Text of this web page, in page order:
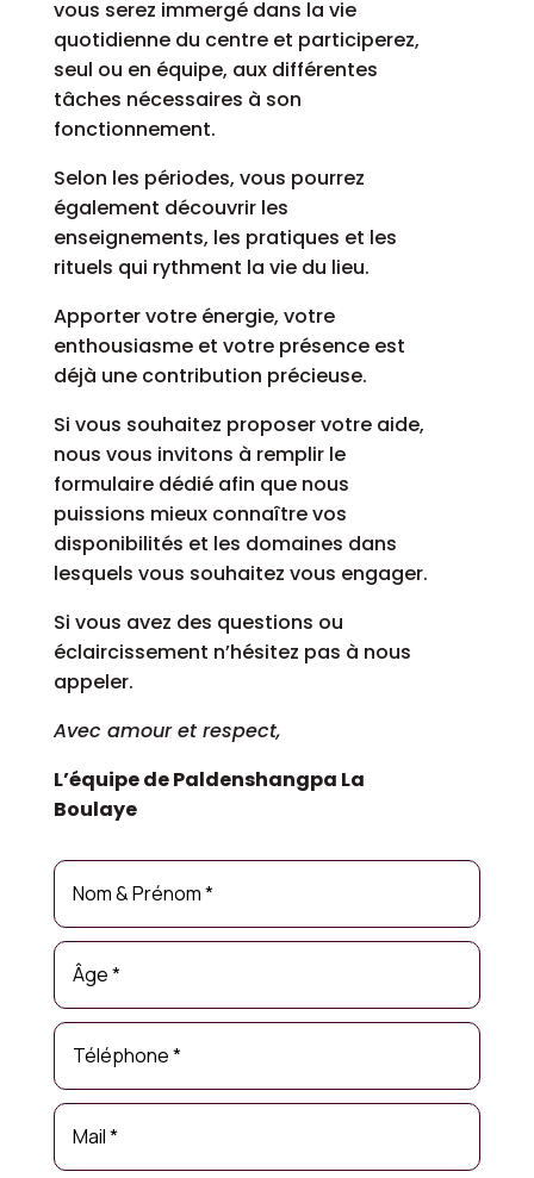
vous serez immergé dans la vie
quotidienne du centre et participerez,
seul ou en équipe, aux différentes
tâches nécessaires à son
fonctionnement.
Selon les périodes, vous pourrez
également découvrir les
enseignements, les pratiques et les
rituels qui rythment la vie du lieu.
Apporter votre énergie, votre
enthousiasme et votre présence est
déjà une contribution précieuse.
Si vous souhaitez proposer votre aide,
nous vous invitons à remplir le
formulaire dédié afin que nous
puissions mieux connaître vos
disponibilités et les domaines dans
lesquels vous souhaitez vous engager.
Si vous avez des questions ou
éclaircissement n’hésitez pas à nous
appeler.
Avec amour et respect,
L’équipe de Paldenshangpa La
Boulaye